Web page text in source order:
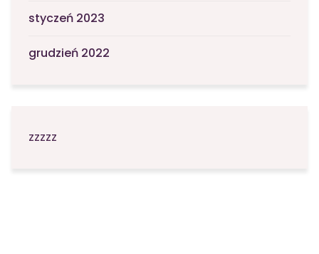
styczeń 2023
grudzień 2022
zzzzz